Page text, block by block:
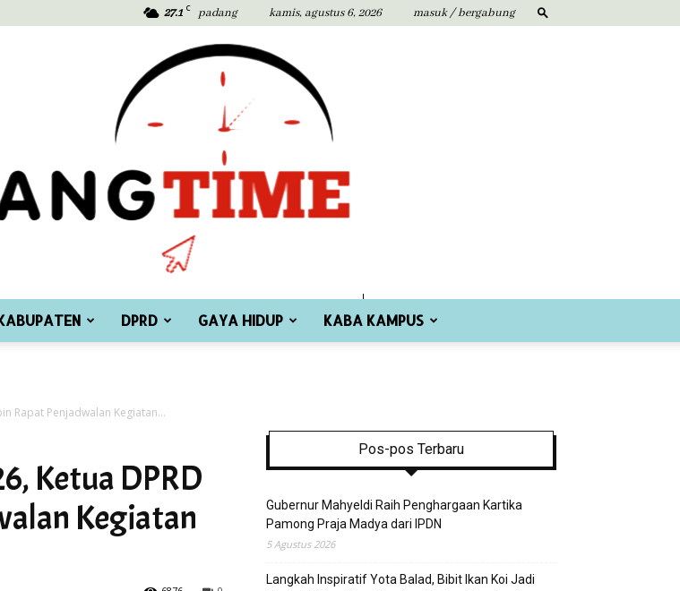
27.1 C padang kamis, agustus 6, 2026 masuk / bergabung
Time
DPRD GAYA HIDUP KABA KAMPUS
Rapat Penjadwalan Kegiatan...
Ketua DPRD
Kegiatan
Pos-pos Terbaru
Gubernur Mahyeldi Raih Penghargaan Kartika
Pamong Praja Madya dari IPDN
5 Agustus 2026
Langkah Inspiratif Yota Balad, Bibit Ikan Koi Jadi